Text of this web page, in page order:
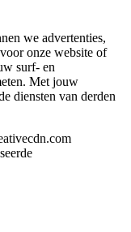
we advertenties,
onze website of
surf- en
Met jouw
diensten van derden